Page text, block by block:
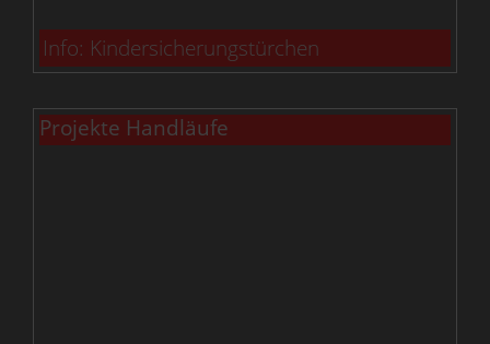
Info: Kindersicherungstürchen
Projekte Handläufe